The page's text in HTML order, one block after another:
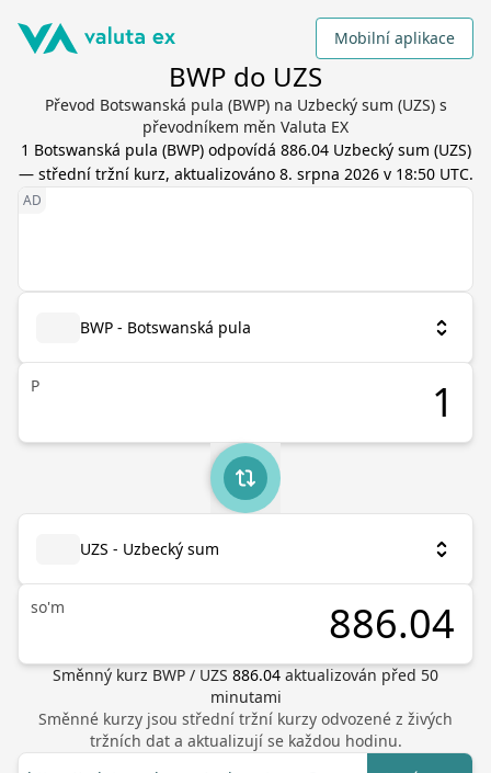
Mobilní aplikace
BWP do UZS
Převod Botswanská pula (BWP) na Uzbecký sum (UZS) s
převodníkem měn Valuta EX
1 Botswanská pula (BWP) odpovídá 886.04 Uzbecký sum (UZS)
— střední tržní kurz, aktualizováno 8. srpna 2026 v 18:50 UTC.
BWP - Botswanská pula
P
UZS - Uzbecký sum
so'm
Směnný kurz BWP / UZS 886.04 aktualizován před 50
minutami
Směnné kurzy jsou střední tržní kurzy odvozené z živých
tržních dat a aktualizují se každou hodinu.